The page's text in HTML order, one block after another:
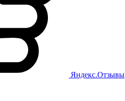
Яндекс.Отзывы